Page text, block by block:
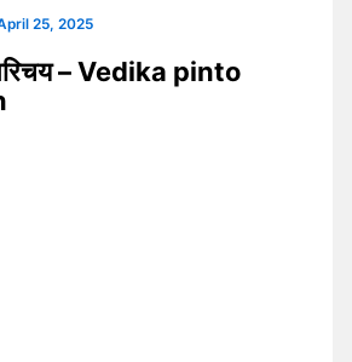
25, 2025
परिचय – Vedika pinto